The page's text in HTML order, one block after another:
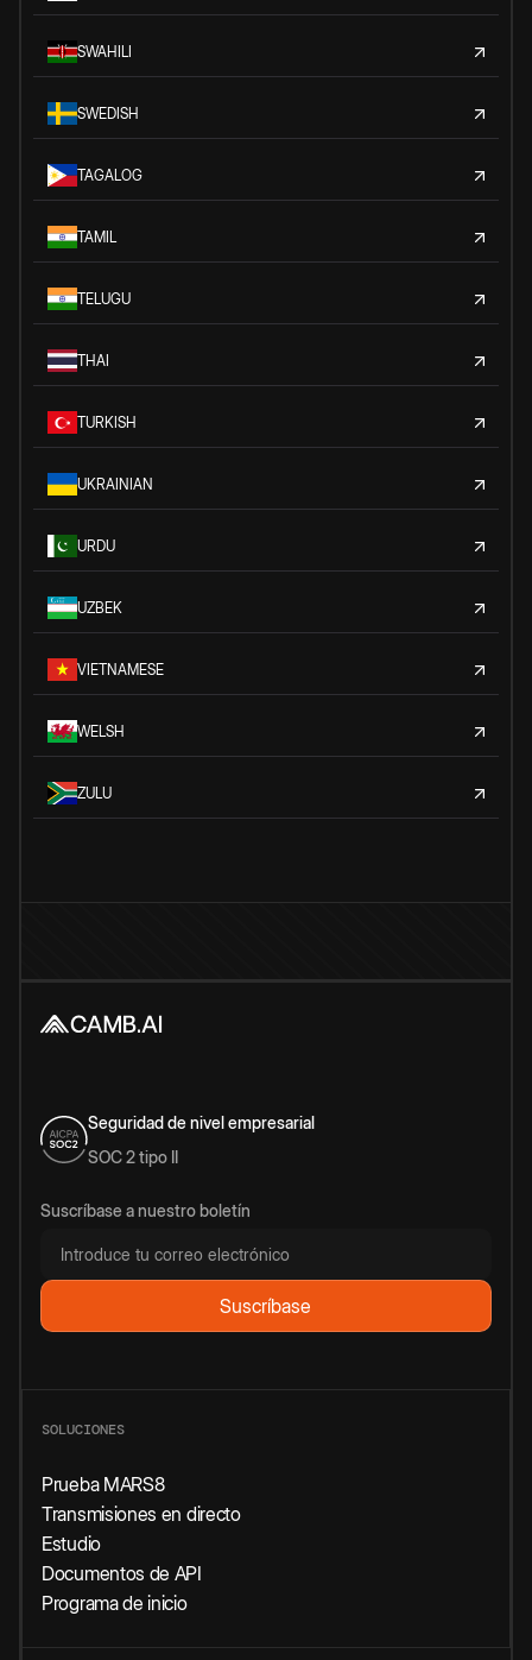
SWAHILI
SWEDISH
TAGALOG
TAMIL
TELUGU
THAI
TURKISH
UKRAINIAN
URDU
UZBEK
VIETNAMESE
WELSH
ZULU
Seguridad de nivel empresarial
SOC 2 tipo II
Suscríbase a nuestro boletín
SOLUCIONES
Prueba MARS8
Transmisiones en directo
Estudio
Documentos de API
Programa de inicio